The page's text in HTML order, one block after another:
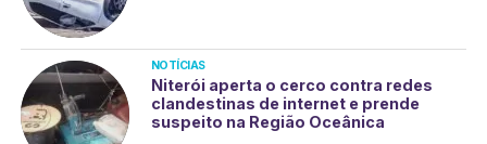
NOTÍCIAS
Niterói aperta o cerco contra redes
clandestinas de internet e prende
suspeito na Região Oceânica